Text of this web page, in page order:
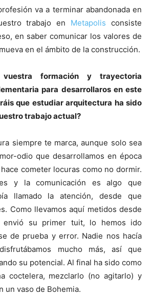
va a terminar abandonada en
trabajo en Metapolis consiste
en saber comunicar los valores de
en el ámbito de la construcción.
formación y trayectoria
para desarrollaros en este
que estudiar arquitectura ha sido
trabajo actual?
siempre te marca, aunque solo sea
odio que desarrollamos en época
cometer locuras como no dormir.
y la comunicación es algo que
llamado la atención, desde que
Como llevamos aquí metidos desde
envió su primer tuit, lo hemos ido
de prueba y error. Nadie nos hacía
mucho más, así que
su potencial. Al final ha sido como
coctelera, mezclarlo (no agitarlo) y
un vaso de Bohemia.